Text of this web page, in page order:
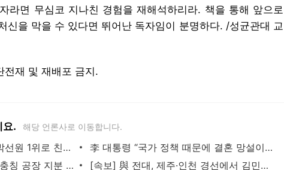
라면 무심코 지나친 경험을 재해석하리라. 책을 통해 앞으로
신을 막을 수 있다면 뛰어난 독자임이 분명하다. /성균관대 교
재 및 재배포 금지.
요. 해당 언론사로 이동합니다.
與최고위원도 박빙...친명 박선원 1위로 친청 최민희 역전
李 대통령 “국가 정책 때문에 결혼 망설이는 일 없어야”
블룸버그 “SK하이닉스, 中 충칭 공장 지분 매각 검토”… SK “확정된 바 없어”
[속보] 與 전대, 제주·인천 경선에서 김민석 후보 승리...누적 김민석 역전